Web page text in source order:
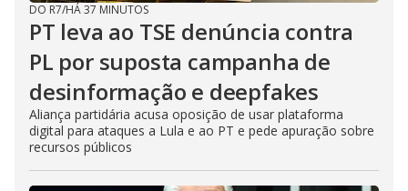
DO R7/HÁ 37 MINUTOS
PT leva ao TSE denúncia contra
PL por suposta campanha de
desinformação e deepfakes
Aliança partidária acusa oposição de usar plataforma
digital para ataques a Lula e ao PT e pede apuração sobre
recursos públicos